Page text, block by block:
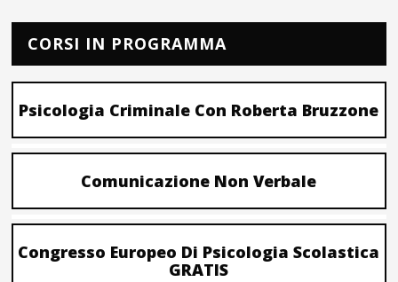
CORSI IN PROGRAMMA
Psicologia Criminale Con Roberta Bruzzone
Comunicazione Non Verbale
Congresso Europeo Di Psicologia Scolastica
GRATIS